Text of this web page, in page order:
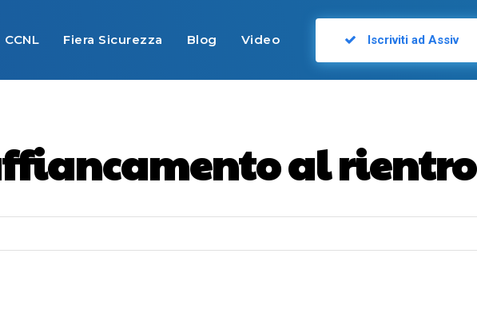
CCNL Fiera Sicurezza Blog Video Iscriviti ad Assiv
al rientro